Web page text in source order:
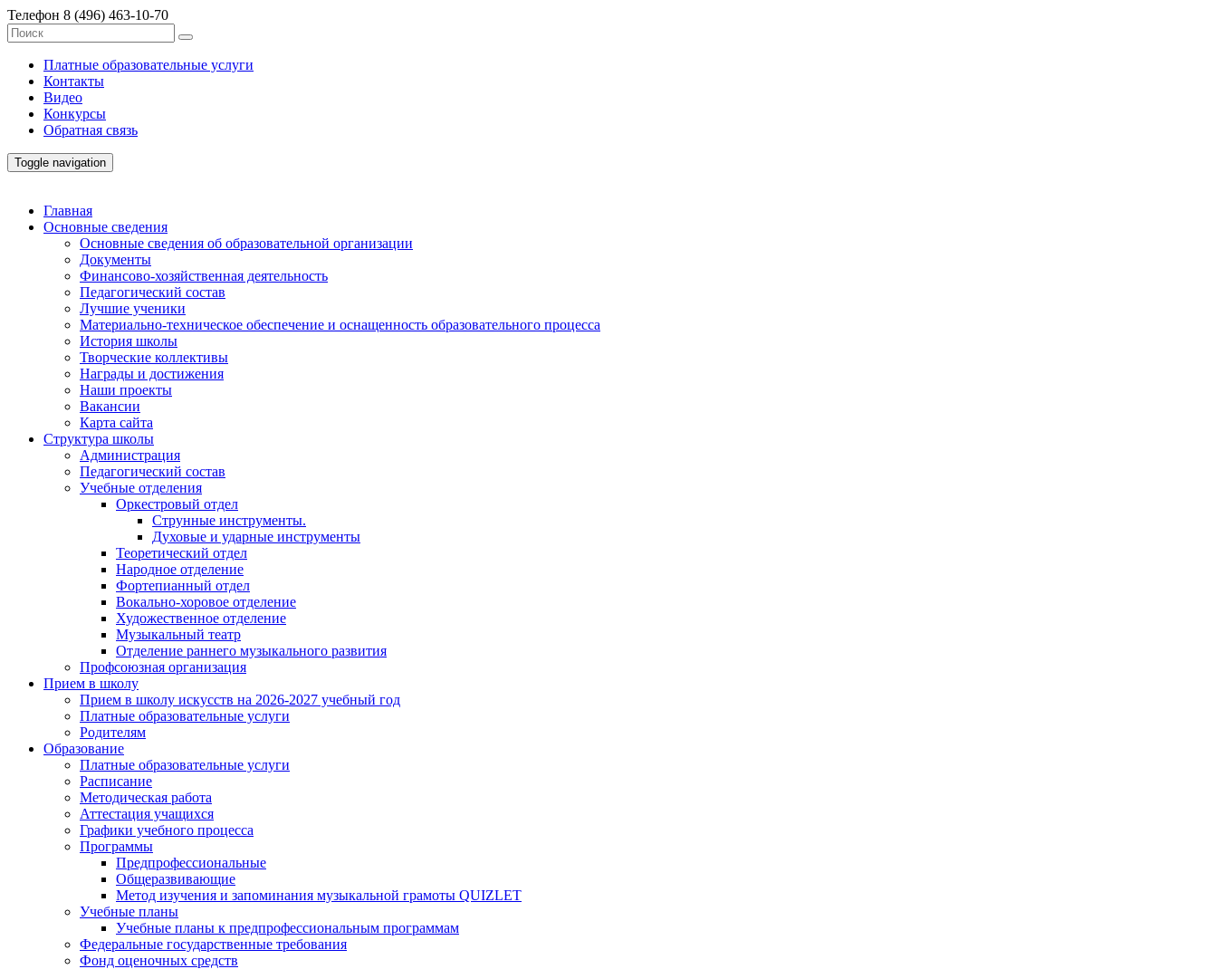
Телефон 8 (496) 463-10-70
Платные образовательные услуги
Контакты
Видео
Конкурсы
Обратная связь
Toggle navigation
Главная
Основные сведения
Основные сведения об образовательной организации
Документы
Финансово-хозяйственная деятельность
Педагогический состав
Лучшие ученики
Материально-техническое обеспечение и оснащенность образовательного процесса
История школы
Творческие коллективы
Награды и достижения
Наши проекты
Вакансии
Карта сайта
Структура школы
Администрация
Педагогический состав
Учебные отделения
Оркестровый отдел
Струнные инструменты.
Духовые и ударные инструменты
Теоретический отдел
Народное отделение
Фортепианный отдел
Вокально-хоровое отделение
Художественное отделение
Музыкальный театр
Отделение раннего музыкального развития
Профсоюзная организация
Прием в школу
Прием в школу искусств на 2026-2027 учебный год
Платные образовательные услуги
Родителям
Образование
Платные образовательные услуги
Расписание
Методическая работа
Аттестация учащихся
Графики учебного процесса
Программы
Предпрофессиональные
Общеразвивающие
Метод изучения и запоминания музыкальной грамоты QUIZLET
Учебные планы
Учебные планы к предпрофессиональным программам
Федеральные государственные требования
Фонд оценочных средств